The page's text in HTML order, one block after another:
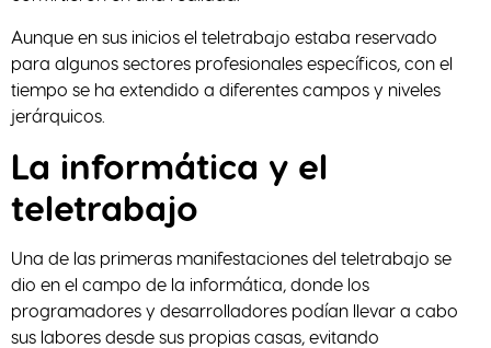
Aunque en sus inicios el teletrabajo estaba reservado
para algunos sectores profesionales específicos, con el
tiempo se ha extendido a diferentes campos y niveles
jerárquicos.
La informática y el
teletrabajo
Una de las primeras manifestaciones del teletrabajo se
dio en el campo de la informática, donde los
programadores y desarrolladores podían llevar a cabo
sus labores desde sus propias casas, evitando